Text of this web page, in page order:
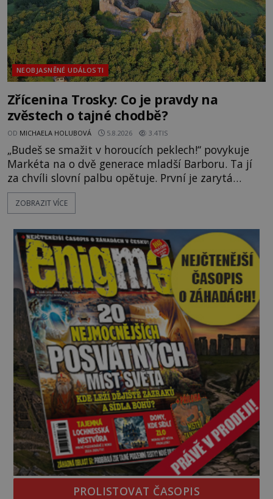
NEOBJASNĚNÉ UDÁLOSTI
Zřícenina Trosky: Co je pravdy na
zvěstech o tajné chodbě?
OD MICHAELA HOLUBOVÁ 5.8.2026 3.4TIS
„Budeš se smažit v horoucích peklech!“ povykuje
Markéta na o dvě generace mladší Barboru. Ta jí
za chvíli slovní palbu opětuje. První je zarytá
katolička, druhá přesvědčená kališnice. A každá z
nich se usídlí na jedné z věží slavného hradu
mezi vůdce protihusitského boje. Za manželku má
skutečně jistou
ZOBRAZIT VÍCE
PROLISTOVAT ČASOPIS